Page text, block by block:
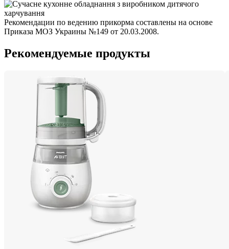
Рекомендации по ведению прикорма составлены на основе
Приказа МОЗ Украины №149 от 20.03.2008.
Рекомендуемые продукты